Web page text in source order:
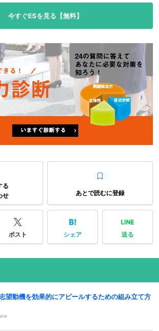
今すぐESを見る【無料】
る
せ
あとで読むに登録
ポスト シェア 送る
望動機を効果的にアピールするための組み立て方